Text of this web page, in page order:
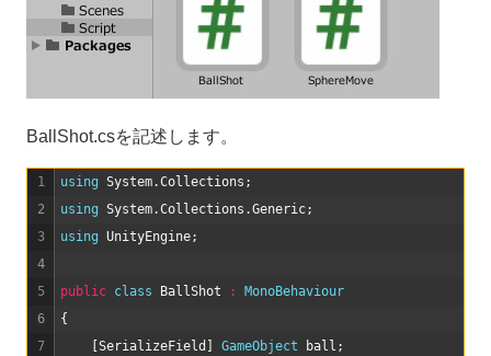
BallShot.csを記述します。
1
2
3
4
5
6
7
using System.Collections ;
using System.Collections .Generic;
using UnityEngine;
public class BallShot :
MonoBehaviour
{
SerializeField GameObject ball ;